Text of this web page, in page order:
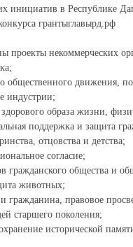
инициатив в Республике
грантыглавырд.рф
проекты некоммерческих
общественного движения,
индустрии;
образа жизни,
поддержка и защита
отцовства и детства;
согласие;
гражданского общества и
животных;
гражданина, правовое
старшего поколения;
исторической